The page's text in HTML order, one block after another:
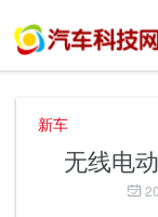
新车
无线电